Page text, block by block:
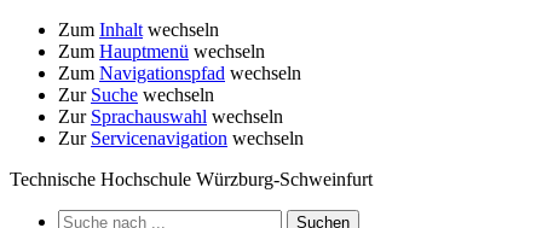
Zum Inhalt wechseln
Zum Hauptmenü wechseln
Zum Navigationspfad wechseln
Zur Suche wechseln
Zur Sprachauswahl wechseln
Zur Servicenavigation wechseln
Technische Hochschule Würzburg-Schweinfurt